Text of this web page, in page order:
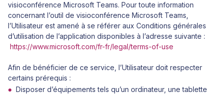
visioconférence Microsoft Teams. Pour toute information
concernant l’outil de visioconférence Microsoft Teams,
l’Utilisateur est amené à se référer aux Conditions générales
d’utilisation de l’application disponibles à l’adresse suivante :
https://www.microsoft.com/fr-fr/legal/terms-of-use
Afin de bénéficier de ce service, l’Utilisateur doit respecter
certains prérequis :
Disposer d’équipements tels qu’un ordinateur, une tablette